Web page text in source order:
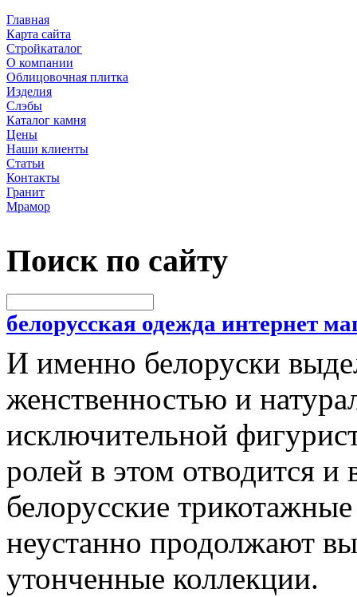
Главная
Карта сайта
Стройкаталог
О компании
Облицовочная плитка
Изделия
Слэбы
Каталог камня
Цены
Наши клиенты
Статьи
Контакты
Гранит
Мрамор
Поиск по сайту
белорусская одежда интернет
И именно белоруски
женственностью и
исключительной
ролей в этом отводится и
белорусские
неустанно продолжают
утонченные коллекции.